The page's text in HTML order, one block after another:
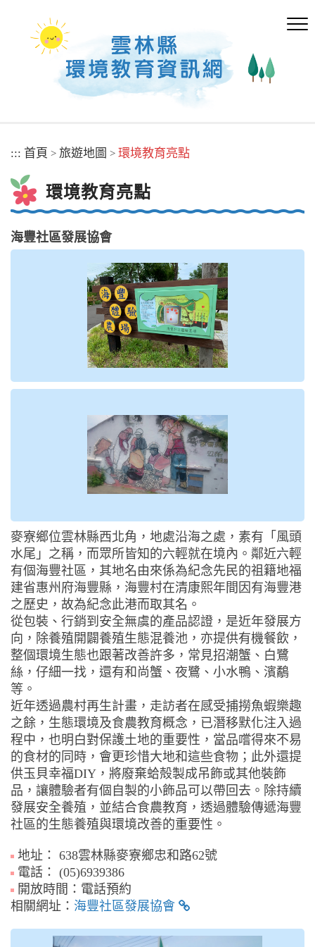
::: 首頁 > 旅遊地圖 > 環境教育亮點
環境教育亮點
海豐社區發展協會
麥寮鄉位雲林縣西北角，地處沿海之處，素有「風頭
水尾」之稱，而眾所皆知的六輕就在境內。鄰近六輕
有個海豐社區，其地名由來係為紀念先民的祖籍地福
建省惠州府海豐縣，海豐村在清康熙年間因有海豐港
之歷史，故為紀念此港而取其名。
從包裝、行銷到安全無虞的產品認證，是近年發展方
向，除養殖開闢養殖生態混養池，亦提供有機餐飲，
整個環境生態也跟著改善許多，常見招潮蟹、白鷺
絲，仔細一找，還有和尚蟹、夜鷺、小水鴨、濱鷸
等。
近年透過農村再生計畫，走訪者在感受捕撈魚蝦樂趣
之餘，生態環境及食農教育概念，已潛移默化注入過
程中，也明白對保護土地的重要性，當品嚐得來不易
的食材的同時，會更珍惜大地和這些食物；此外還提
供玉貝幸福DIY，將廢棄蛤殻製成吊飾或其他裝飾
品，讓體驗者有個自製的小飾品可以帶回去。除持續
發展安全養殖，並結合食農教育，透過體驗傳遞海豐
社區的生態養殖與環境改善的重要性。
地址： 638雲林縣麥寮鄉忠和路62號
電話： (05)6939386
開放時間：電話預約
相關網址： 海豐社區發展協會